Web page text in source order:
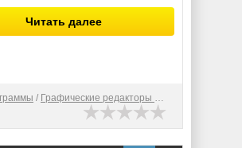
Читать далее
/ Графические редакторы (2D)